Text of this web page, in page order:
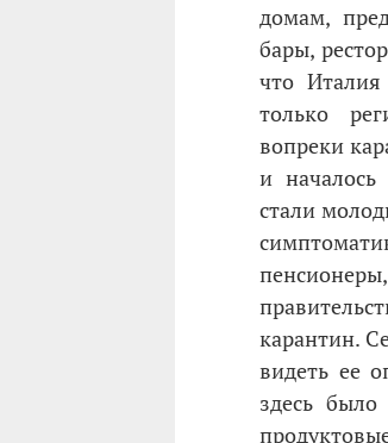
домам,
бары,
что
только
вопреки
и
стали
карантин.
видеть ее
здесь